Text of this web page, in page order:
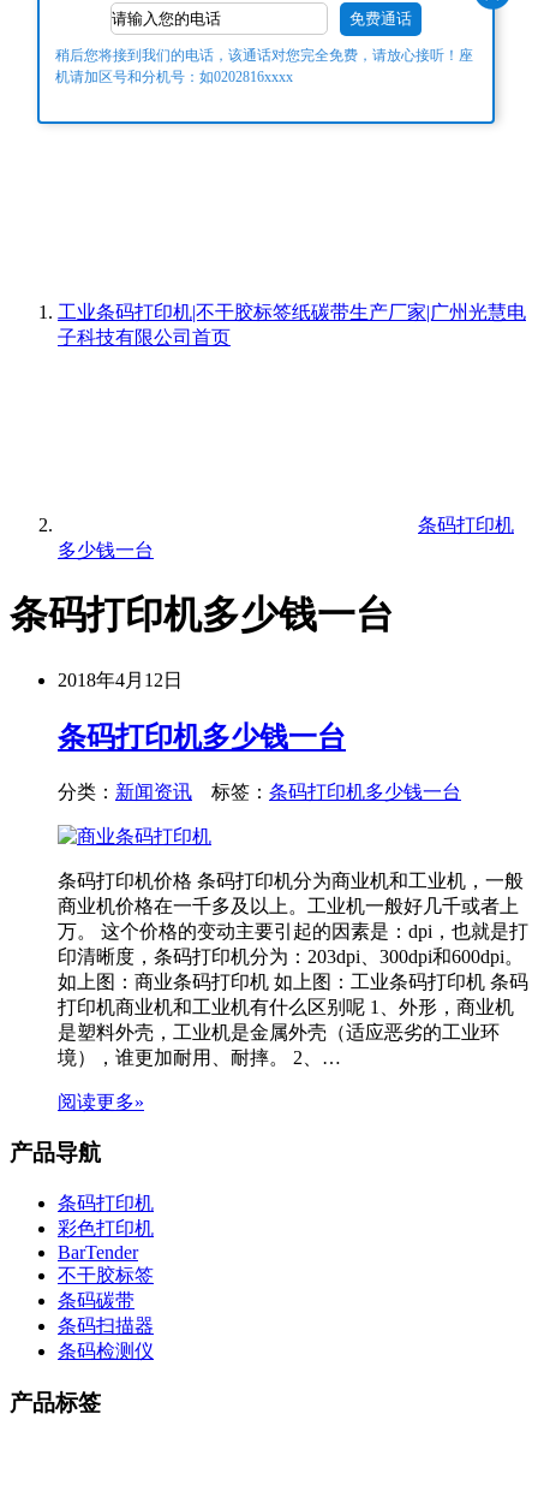
工业条码打印机|不干胶标签纸碳带生产厂家|广州光慧电
子科技有限公司 首页
条码打印机
多少钱一台
条码打印机多少钱一台
2018年4月12日
条码打印机多少钱一台
分类： 新闻资讯 标签： 条码打印机多少钱一台
条码打印机价格 条码打印机分为商业机和工业机，一般
商业机价格在一千多及以上。工业机一般好几千或者上
万。 这个价格的变动主要引起的因素是：dpi，也就是打
印清晰度，条码打印机分为：203dpi、300dpi和600dpi。
如上图：商业条码打印机 如上图：工业条码打印机 条码
打印机商业机和工业机有什么区别呢 1、外形，商业机
是塑料外壳，工业机是金属外壳（适应恶劣的工业环
境），谁更加耐用、耐摔。 2、…
阅读更多»
产品导航
条码打印机
彩色打印机
BarTender
不干胶标签
条码碳带
条码扫描器
条码检测仪
产品标签
稍后您将接到我们的电话，该通话对您完全免费，请放心接听！座
机请加区号和分机号：如0202816xxxx